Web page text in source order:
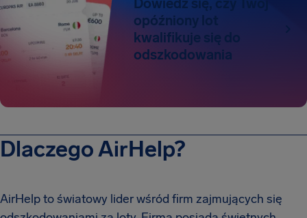
Dowiedz się, czy Twój
opóźniony lot
kwalifikuje się do
odszkodowania
Dlaczego AirHelp?
AirHelp to światowy lider wśród firm zajmujących się